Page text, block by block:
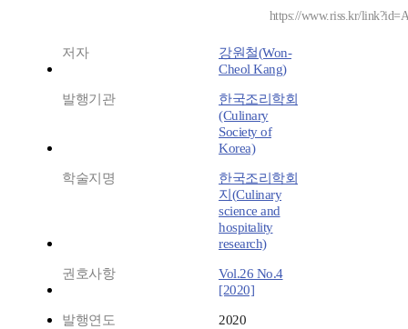
https://www.riss.kr/
저자
강원철(Won-
Cheol Kang)
발행기관
한국조리학회
(Culinary
Society of
Korea)
학술지명
한국조리학회
지(Culinary
science and
hospitality
research)
권호사항
Vol.26 No.4
[2020]
발행연도 2020